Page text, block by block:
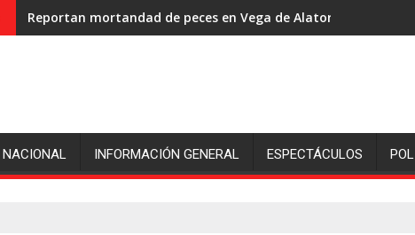
Reportan mortandad de peces en Vega de Alatorre:
Luego de 2 semanas, hallan con vida a pescador de
NACIONAL INFORMACIÓN GENERAL ESPECTÁCULOS